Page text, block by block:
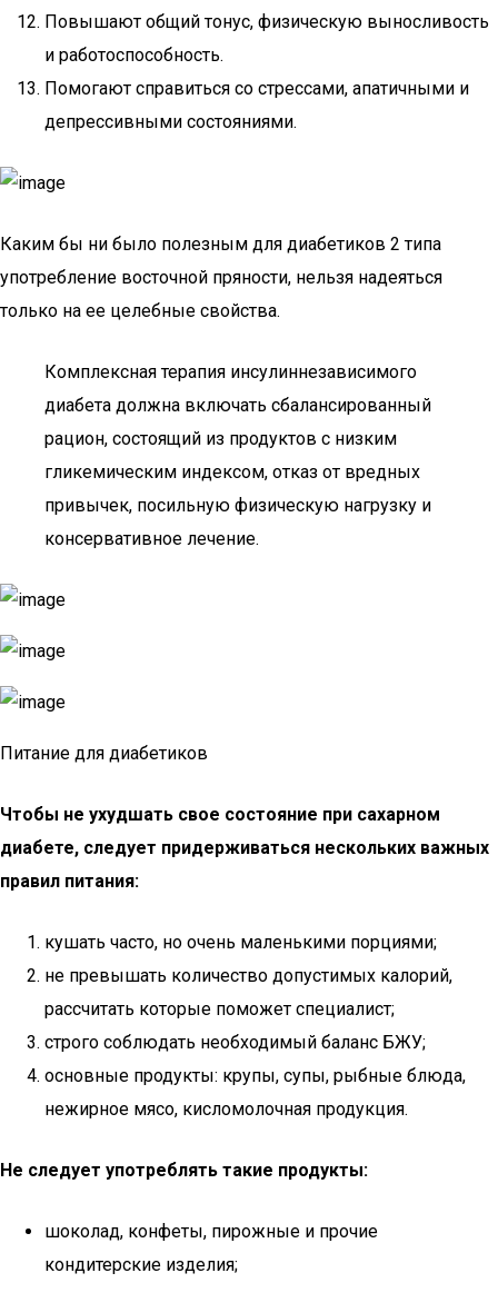
Повышают общий тонус, физическую выносливость
и работоспособность.
Помогают справиться со стрессами, апатичными и
депрессивными состояниями.
Каким бы ни было полезным для диабетиков 2 типа
употребление восточной пряности, нельзя надеяться
только на ее целебные свойства.
Комплексная терапия инсулиннезависимого
диабета должна включать сбалансированный
рацион, состоящий из продуктов с низким
гликемическим индексом, отказ от вредных
привычек, посильную физическую нагрузку и
консервативное лечение.
Питание для диабетиков
Чтобы не ухудшать свое состояние при сахарном
диабете, следует придерживаться нескольких важных
правил питания:
кушать часто, но очень маленькими порциями;
не превышать количество допустимых калорий,
рассчитать которые поможет специалист;
строго соблюдать необходимый баланс БЖУ;
основные продукты: крупы, супы, рыбные блюда,
нежирное мясо, кисломолочная продукция.
Не следует употреблять такие продукты:
шоколад, конфеты, пирожные и прочие
кондитерские изделия;